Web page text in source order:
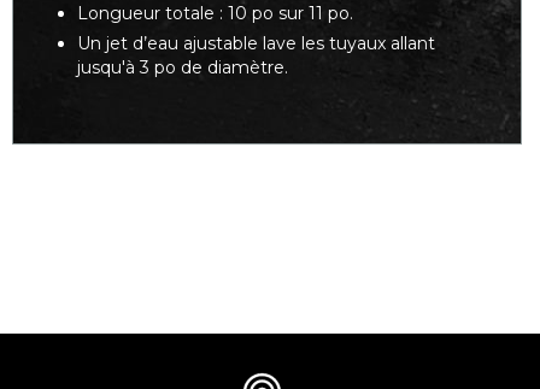
Longueur totale : 10 po sur 11 po.
Un jet d’eau ajustable lave les tuyaux allant
jusqu'à 3 po de diamètre.